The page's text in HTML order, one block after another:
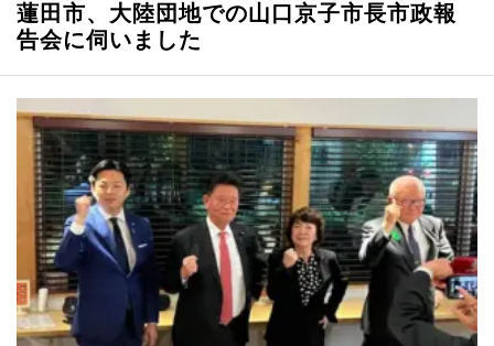
蓮田市、大陸団地での山口京子市長市政報
告会に伺いました